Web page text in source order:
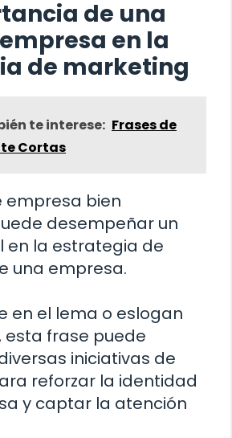
de una
en la
de marketing
te interese: Frases de
Cortas
empresa bien
desempeñar un
en la estrategia de
una empresa.
en el lema o eslogan
esta frase puede
iniciativas de
reforzar la identidad
y captar la atención